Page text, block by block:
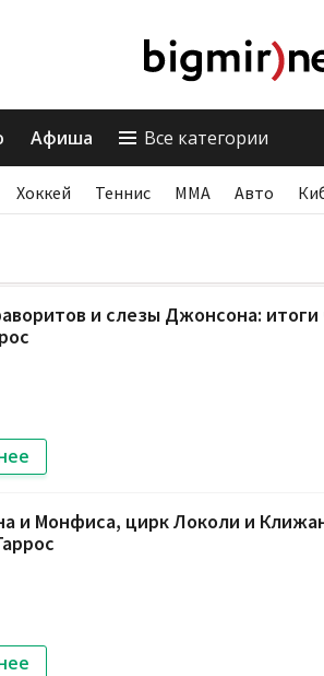
Афиша Все категории
Хоккей Теннис ММА Авто
и слезы Джонсона: итоги
и Монфиса, цирк Локоли и